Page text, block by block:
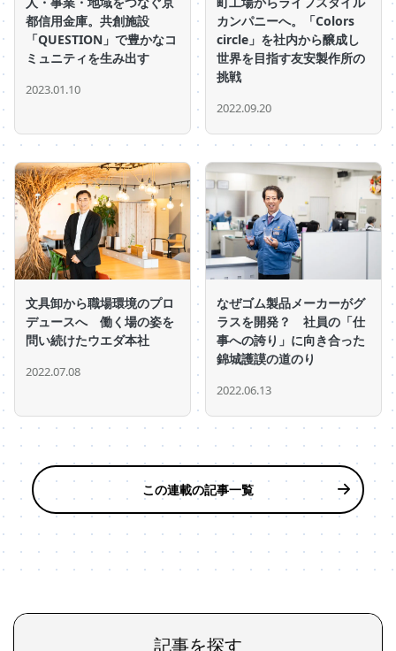
都信用金庫。共創施設
「QUESTION」で豊かなコ
ミュニティを生み出す
2023.01.10
カンパニーへ。「Colors
circle」を社内から醸成し
世界を目指す友安製作所の
挑戦
2022.09.20
文具卸から職場環境のプロ
デュースへ 働く場の姿を
問い続けたウエダ本社
2022.07.08
なぜゴム製品メーカーがグ
ラスを開発？ 社員の「仕
事への誇り」に向き合った
錦城護謨の道のり
2022.06.13
この連載の記事一覧
記事を探す